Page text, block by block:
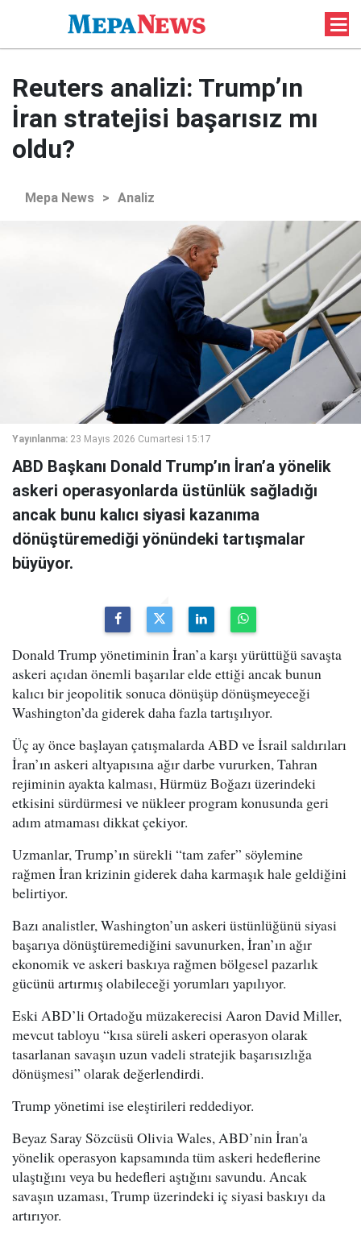
Reuters analizi: Trump’ın
İran stratejisi başarısız mı
oldu?
Mepa News > Analiz
Yayınlanma: 23 Mayıs 2026 Cumartesi 15:17
ABD Başkanı Donald Trump’ın İran’a yönelik
askeri operasyonlarda üstünlük sağladığı
ancak bunu kalıcı siyasi kazanıma
dönüştüremediği yönündeki tartışmalar
büyüyor.
Donald Trump yönetiminin İran’a karşı yürüttüğü savaşta
askeri açıdan önemli başarılar elde ettiği ancak bunun
kalıcı bir jeopolitik sonuca dönüşüp dönüşmeyeceği
Washington’da giderek daha fazla tartışılıyor.
Üç ay önce başlayan çatışmalarda ABD ve İsrail saldırıları
İran’ın askeri altyapısına ağır darbe vururken, Tahran
rejiminin ayakta kalması, Hürmüz Boğazı üzerindeki
etkisini sürdürmesi ve nükleer program konusunda geri
adım atmaması dikkat çekiyor.
Uzmanlar, Trump’ın sürekli “tam zafer” söylemine
rağmen İran krizinin giderek daha karmaşık hale geldiğini
belirtiyor.
Bazı analistler, Washington’un askeri üstünlüğünü siyasi
başarıya dönüştüremediğini savunurken, İran’ın ağır
ekonomik ve askeri baskıya rağmen bölgesel pazarlık
gücünü artırmış olabileceği yorumları yapılıyor.
Eski ABD’li Ortadoğu müzakerecisi Aaron David Miller,
mevcut tabloyu “kısa süreli askeri operasyon olarak
tasarlanan savaşın uzun vadeli stratejik başarısızlığa
dönüşmesi” olarak değerlendirdi.
Trump yönetimi ise eleştirileri reddediyor.
Beyaz Saray Sözcüsü Olivia Wales, ABD’nin İran'a
yönelik operasyon kapsamında tüm askeri hedeflerine
ulaştığını veya bu hedefleri aştığını savundu. Ancak
savaşın uzaması, Trump üzerindeki iç siyasi baskıyı da
artırıyor.